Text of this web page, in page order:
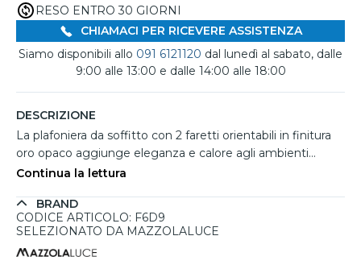
RESO ENTRO 30 GIORNI
CHIAMACI PER RICEVERE ASSISTENZA
Siamo disponibili allo 091 6121120 dal lunedì al sabato, dalle
9:00 alle 13:00 e dalle 14:00 alle 18:00
DESCRIZIONE
La plafoniera da soffitto con 2 faretti orientabili in finitura
oro opaco aggiunge eleganza e calore agli ambienti
grazie al design rétro reinterpretato in chiave
sostiene due diffusori in vetro trasparente dalle linee
morbide, perfetti per valorizzare la luce e creare
permettono di dirigere l'illuminazione in modo pratico e
Continua la lettura
BRAND
CODICE ARTICOLO: F6D9
SELEZIONATO DA MAZZOLALUCE